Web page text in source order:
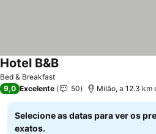
Bed & Breakfast
Hotel B&BVer preços
9,0 Excelente 50 Milão, a 12.3 km
Selecione as datas para ver os
exatos.